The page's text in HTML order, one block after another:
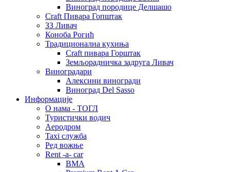
Виноград породице Делшашо
Craft Пивара Гопштак
ЗЗ Ливач
Коноба Рогић
Традиционална кухиња
Craft пивара Горштак
Земљорадничка задруга Ливач
Виноградари
Алексини виногради
Виноград Del Sasso
Информације
О нама - ТОГЛ
Туристички водич
Аеродром
Taxi служба
Ред вожње
Rent -a- car
BMA